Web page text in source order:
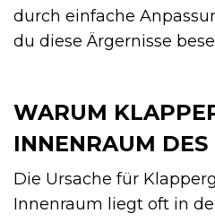
durch einfache
du diese Ärgernisse
WARUM
INNENRAUM
Die Ursache für
Innenraum liegt oft in